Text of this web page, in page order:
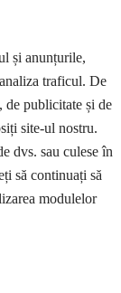
și anunțurile,
traficul. De
de publicitate și de
site-ul nostru.
dvs. sau culese în
să continuați să
modulelor